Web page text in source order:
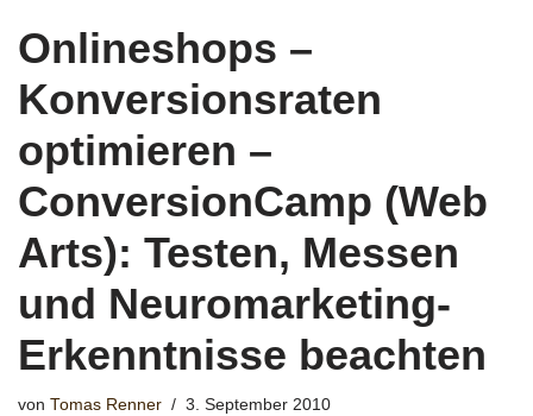
Onlineshops –
Konversionsraten
optimieren –
ConversionCamp (Web
Arts): Testen, Messen
und Neuromarketing-
Erkenntnisse beachten
von Tomas Renner 3. September 2010